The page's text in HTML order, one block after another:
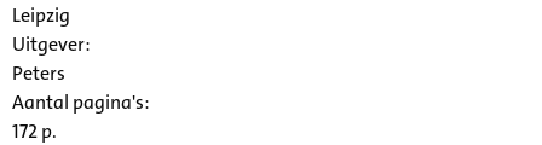
Leipzig
Uitgever:
Peters
Aantal pagina's:
172 p.